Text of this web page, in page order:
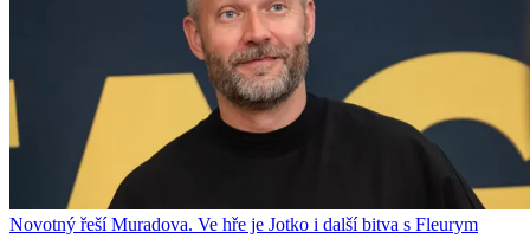
Novotný řeší Muradova. Ve hře je Jotko i další bitva s Fleurym